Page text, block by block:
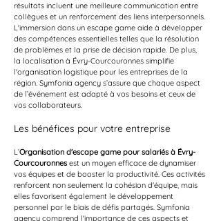
résultats incluent une meilleure communication entre
collègues et un renforcement des liens interpersonnels.
L'immersion dans un escape game aide à développer
des compétences essentielles telles que la résolution
de problèmes et la prise de décision rapide. De plus,
la localisation à Évry-Courcouronnes simplifie
l'organisation logistique pour les entreprises de la
région. Symfonia agency s’assure que chaque aspect
de l’événement est adapté à vos besoins et ceux de
vos collaborateurs.
Les bénéfices pour votre entreprise
L’Organisation d'escape game pour salariés à Évry-
Courcouronnes est un moyen efficace de dynamiser
vos équipes et de booster la productivité. Ces activités
renforcent non seulement la cohésion d'équipe, mais
elles favorisent également le développement
personnel par le biais de défis partagés. Symfonia
agency comprend l'importance de ces aspects et